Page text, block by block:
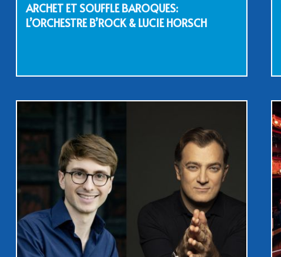
ARCHET ET SOUFFLE BAROQUES:
L’ORCHESTRE B’ROCK & LUCIE HORSCH